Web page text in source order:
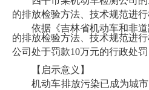
的排放检验方法、技术规范进行
依据《吉林省机动车和非道
的排放检验方法、技术规范进
公司处于罚款10万元的行政处罚
【启示意义】
机动车排放污染已成为城市